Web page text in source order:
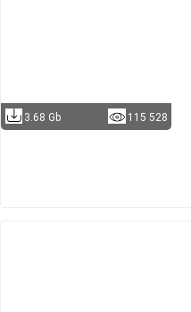
3.68 Gb 115 528